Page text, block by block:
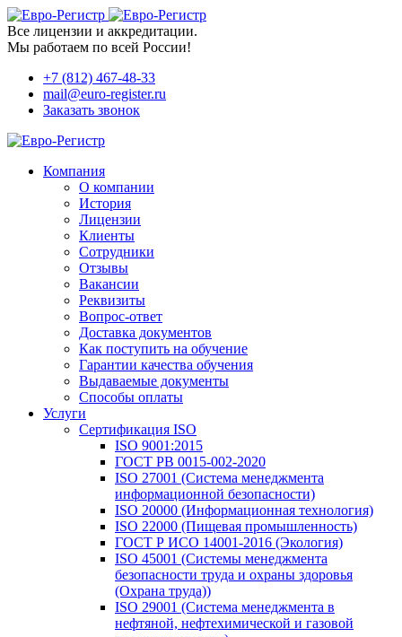
Все лицензии и аккредитации.
Мы работаем по всей России!
+7 (812) 467-48-33
mail@euro-register.ru
Заказать звонок
Компания
О компании
История
Лицензии
Клиенты
Сотрудники
Отзывы
Вакансии
Реквизиты
Вопрос-ответ
Доставка документов
Как поступить на обучение
Гарантии качества обучения
Выдаваемые документы
Способы оплаты
Услуги
Сертификация ISO
ISO 9001:2015
ГОСТ РВ 0015-002-2020
ISO 27001 (Система менеджмента
информационной безопасности)
ISO 20000 (Информационная технология)
ISO 22000 (Пищевая промышленность)
ГОСТ Р ИСО 14001-2016 (Экология)
ISO 45001 (Системы менеджмента
безопасности труда и охраны здоровья
(Охрана труда))
ISO 29001 (Система менеджмента в
нефтяной, нефтехимической и газовой